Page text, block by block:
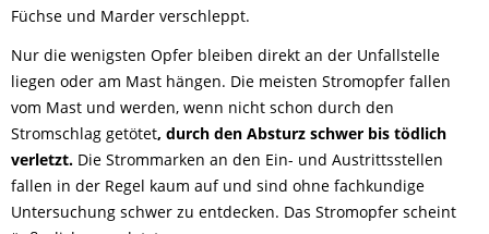
Füchse und Marder verschleppt.
Nur die wenigsten Opfer bleiben direkt an der Unfallstelle
liegen oder am Mast hängen. Die meisten Stromopfer fallen
vom Mast und werden, wenn nicht schon durch den
Stromschlag getötet, durch den Absturz schwer bis tödlich
verletzt. Die Strommarken an den Ein- und Austrittsstellen
fallen in der Regel kaum auf und sind ohne fachkundige
Untersuchung schwer zu entdecken. Das Stromopfer scheint